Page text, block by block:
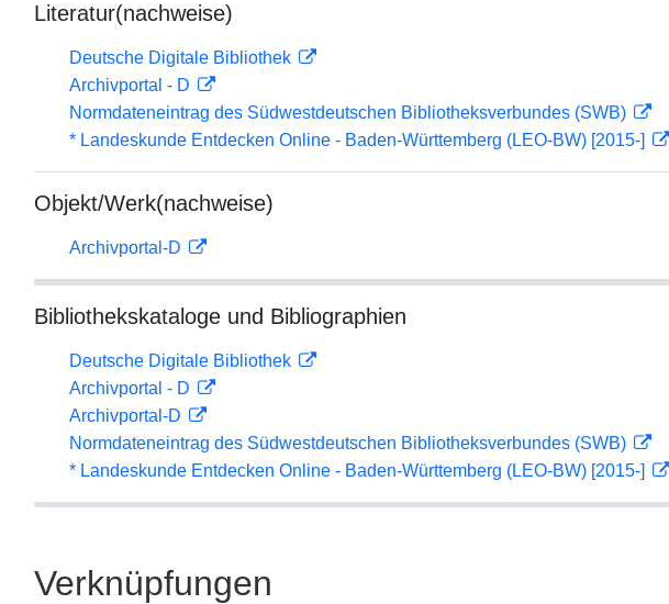
Literatur(nachweise)
Deutsche Digitale Bibliothek
Archivportal - D
Normdateneintrag des Südwestdeutschen Bibliotheksverbundes (SWB)
* Landeskunde Entdecken Online - Baden-Württemberg (LEO-BW) [2015-]
Objekt/Werk(nachweise)
Archivportal-D
Bibliothekskataloge und Bibliographien
Deutsche Digitale Bibliothek
Archivportal - D
Archivportal-D
Normdateneintrag des Südwestdeutschen Bibliotheksverbundes (SWB)
* Landeskunde Entdecken Online - Baden-Württemberg (LEO-BW) [2015-]
Verknüpfungen